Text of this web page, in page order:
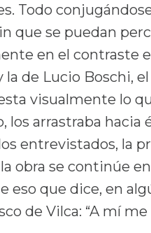
Todo
que se puedan
en el contraste
la de Lucio Boschi,
visualmente lo
los arrastraba hacia
entrevistados, la
obra se continúe
eso que dice, en
de Vilca: “A mí